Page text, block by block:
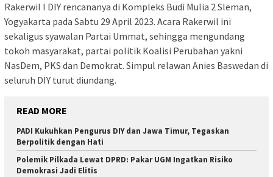
Rakerwil I DIY rencananya di Kompleks Budi Mulia 2 Sleman,
Yogyakarta pada Sabtu 29 April 2023. Acara Rakerwil ini
sekaligus syawalan Partai Ummat, sehingga mengundang
tokoh masyarakat, partai politik Koalisi Perubahan yakni
NasDem, PKS dan Demokrat. Simpul relawan Anies Baswedan di
seluruh DIY turut diundang.
READ MORE
PADI Kukuhkan Pengurus DIY dan Jawa Timur, Tegaskan
Berpolitik dengan Hati
Polemik Pilkada Lewat DPRD: Pakar UGM Ingatkan Risiko
Demokrasi Jadi Elitis